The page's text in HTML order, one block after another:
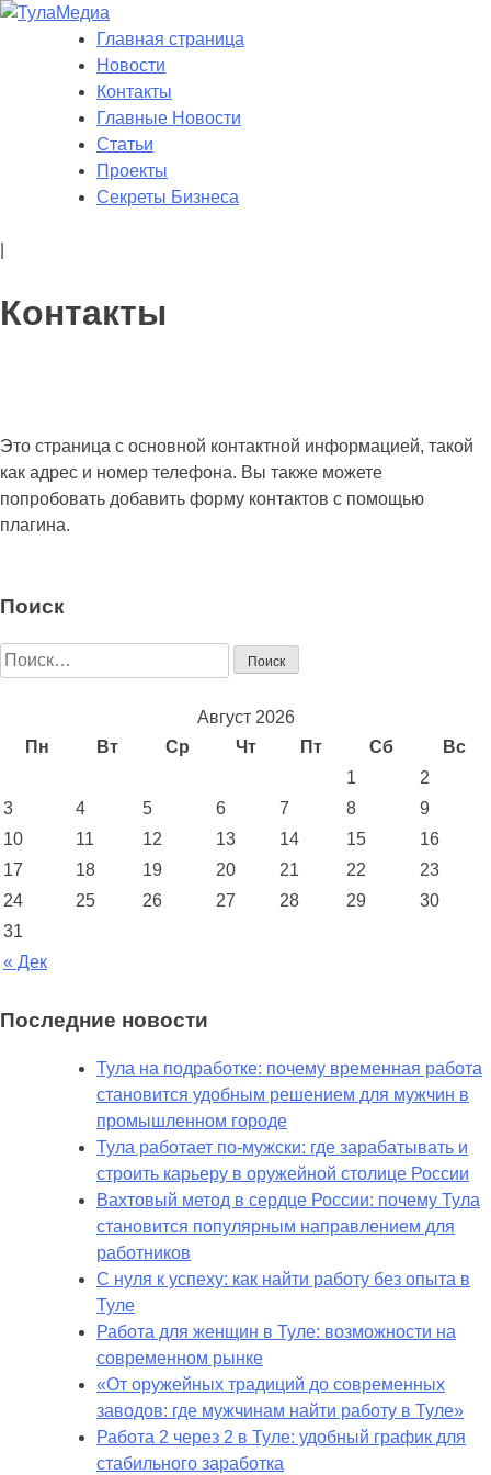
Skip
Новости Тулы
Главная страница
Новости
Контакты
Главные Новости
Статьи
Проекты
Секреты Бизнеса
Контакты
Это страница с основной контактной информацией, такой
как адрес и номер телефона. Вы также можете
попробовать добавить форму контактов с помощью
плагина.
Поиск
Найти:
Август 2026
Пн
Вт Ср Чт Пт Сб Вс
« Дек
1
2
3
4 5 6 7 8
9
10
11 12 13 14 15
16
17
18 19 20 21 22
23
24
25 26 27 28 29
30
31
Последние новости
Тула на подработке: почему временная работа
становится удобным решением для мужчин в
промышленном городе
Тула работает по-мужски: где зарабатывать и
строить карьеру в оружейной столице России
Вахтовый метод в сердце России: почему Тула
становится популярным направлением для
работников
С нуля к успеху: как найти работу без опыта в
Туле
Работа для женщин в Туле: возможности на
современном рынке
«От оружейных традиций до современных
заводов: где мужчинам найти работу в Туле»
Работа 2 через 2 в Туле: удобный график для
стабильного заработка